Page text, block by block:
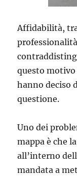
Affidabilità,
questo motivo
hanno deciso
questione.
Uno dei
mappa è che
all’interno
mandata a